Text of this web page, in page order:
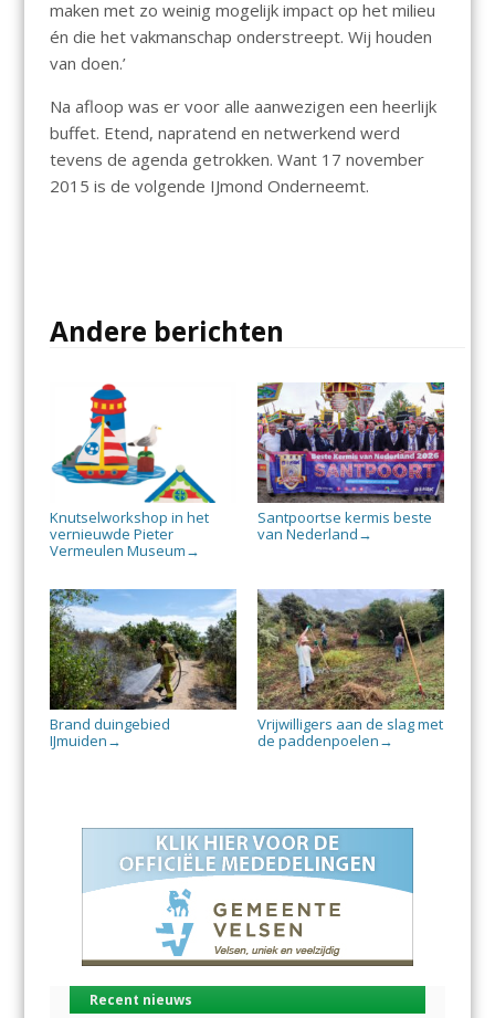
maken met zo weinig mogelijk impact op het milieu
én die het vakmanschap onderstreept. Wij houden
van doen.’
Na afloop was er voor alle aanwezigen een heerlijk
buffet. Etend, napratend en netwerkend werd
tevens de agenda getrokken. Want 17 november
2015 is de volgende IJmond Onderneemt.
Andere berichten
Knutselworkshop in het
vernieuwde Pieter
Vermeulen Museum →
Santpoortse kermis beste
van Nederland →
Brand duingebied
IJmuiden →
Vrijwilligers aan de slag met
de paddenpoelen →
Recent nieuws